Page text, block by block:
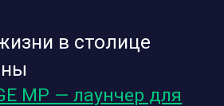
в столице
MP — лаунчер для